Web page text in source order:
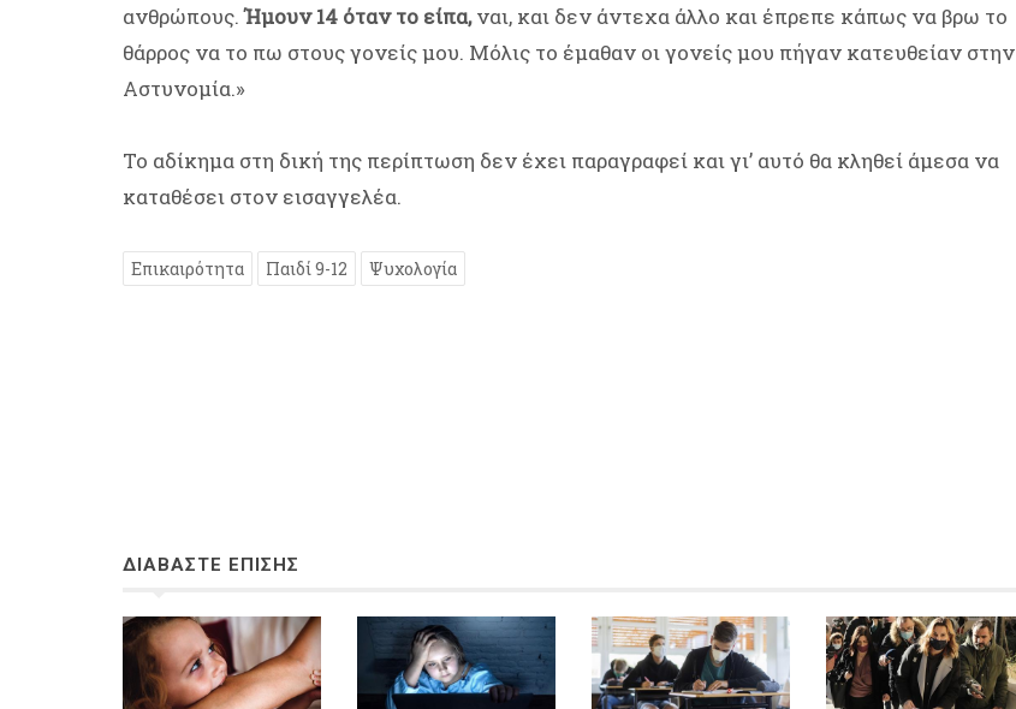
ανθρώπους.Ήμουν 14 όταν το είπα,ναι, και δεν άντεχα άλλο και έπρεπε κάπως να βρω το
θάρρος να το πω στους γονείς μου. Μόλις το έμαθαν οι γονείς μου πήγαν κατευθείαν στην
Αστυνομία.»
Το αδίκημα στη δική της περίπτωση δεν έχει παραγραφεί και γι’ αυτό θα κληθεί άμεσα να
καταθέσει στον εισαγγελέα.
Επικαιρότητα Παιδί 9-12 Ψυχολογία
ΔΙΑΒΑΣΤΕ ΕΠΙΣΗΣ